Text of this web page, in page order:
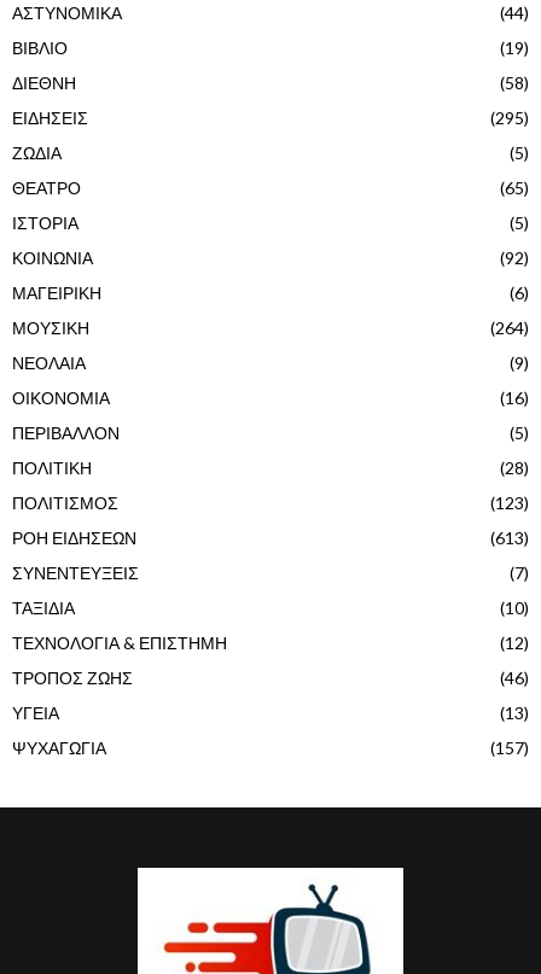
ΑΣΤΥΝΟΜΙΚΑ
(44)
ΒΙΒΛΙΟ
(19)
ΔΙΕΘΝΗ
(58)
ΕΙΔΗΣΕΙΣ
(295)
ΖΩΔΙΑ
(5)
ΘΕΑΤΡΟ
(65)
ΙΣΤΟΡΙΑ
(5)
ΚΟΙΝΩΝΙΑ
(92)
ΜΑΓΕΙΡΙΚΗ
(6)
ΜΟΥΣΙΚΗ
(264)
ΝΕΟΛΑΙΑ
(9)
ΟΙΚΟΝΟΜΙΑ
(16)
ΠΕΡΙΒΑΛΛΟΝ
(5)
ΠΟΛΙΤΙΚΗ
(28)
ΠΟΛΙΤΙΣΜΟΣ
(123)
ΡΟΗ ΕΙΔΗΣΕΩΝ
(613)
ΣΥΝΕΝΤΕΥΞΕΙΣ
(7)
ΤΑΞΙΔΙΑ
(10)
ΤΕΧΝΟΛΟΓΙΑ & ΕΠΙΣΤΗΜΗ
(12)
ΤΡΟΠΟΣ ΖΩΗΣ
(46)
ΥΓΕΙΑ
(13)
ΨΥΧΑΓΩΓΙΑ
(157)